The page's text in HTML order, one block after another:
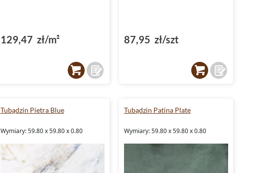
129,47 zł/m² 87,95 zł/szt
Tubądzin Pietra Blue
Wymiary: 59.80 x 59.80 x 0.80
Tubądzin Patina Plate
Wymiary: 59.80 x 59.80 x 0.80